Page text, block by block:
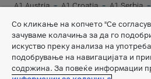
A1 Austria A1 Croatia A1 Serbia
Со кликање на копчето "Се
зачуваме колачиња за да го
искуство преку анализа на
подобрување на навигацијата и
содржина. За повеќе информации